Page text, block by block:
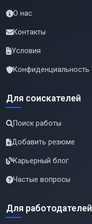
О нас
Контакты
Условия
Конфиденциальность
Для соискателей
Поиск работы
Добавить резюме
Карьерный блог
Частые вопросы
Для работодателей